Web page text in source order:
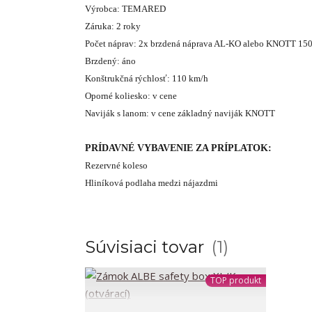
Výrobca: TEMARED
Záruka: 2 roky
Počet náprav: 2x brzdená náprava AL-KO alebo KNOTT
Brzdený: áno
Konštrukčná rýchlosť: 110 km/h
Oporné koliesko: v cene
Naviják s lanom: v cene základný naviják KNOTT
PRÍDAVNÉ VYBAVENIE ZA PRÍPLATOK:
Rezervné koleso
Hliníková podlaha medzi nájazdmi
Súvisiaci tovar 1
TOP produkt